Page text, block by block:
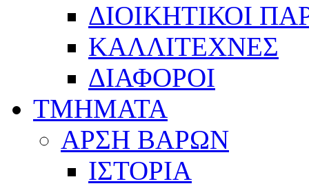
ΔΙΟΙΚΗΤΙΚΟΙ
ΚΑΛΛΙΤΕΧΝΕΣ
ΔΙΑΦΟΡΟΙ
ΤΜΗΜΑΤΑ
ΑΡΣΗ ΒΑΡΩΝ
ΙΣΤΟΡΙΑ